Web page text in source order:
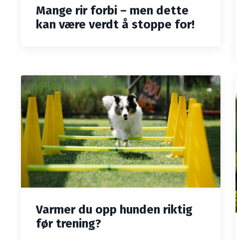
Mange rir forbi – men dette
kan være verdt å stoppe for!
Varmer du opp hunden riktig
før trening?